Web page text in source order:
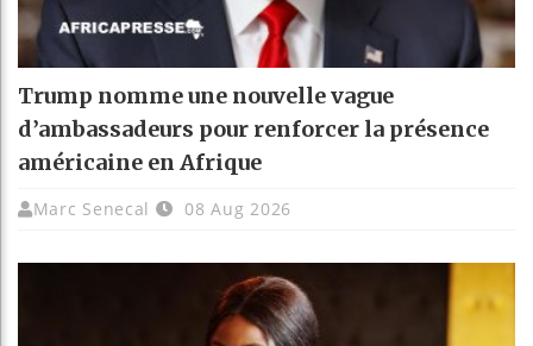
Trump nomme une nouvelle vague
d’ambassadeurs pour renforcer la présence
américaine en Afrique
Marc Senecal 08 Aug 2026